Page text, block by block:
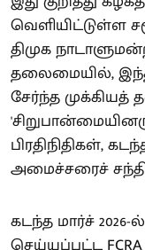
வெளியிட்டுள்ள
திமுக
தலைமையில்,
சேர்ந்த
பிரதிநிதிகள்,
அமைச்சரைச்
கடந்த மார்ச்